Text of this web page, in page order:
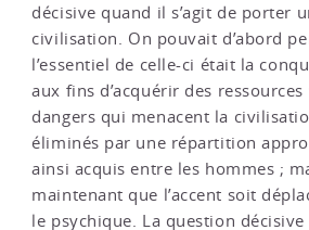
décisive quand il s’agit de porter
civilisation. On pouvait d’abord
l’essentiel de celle-ci était la
aux fins d’acquérir des
dangers qui menacent la
éliminés par une répartition
ainsi acquis entre les hommes ;
maintenant que l’accent soit
le psychique. La question décisive